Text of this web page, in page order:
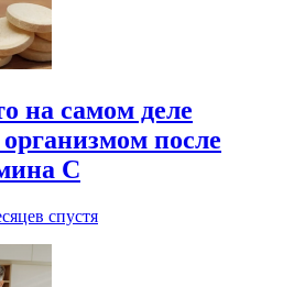
на самом деле
после
С
спустя